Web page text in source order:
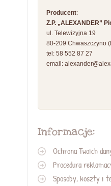
Producent:
Z.P. „ALEXANDER”
ul. Telewizyjna 19
80-209 Chwaszczyno
tel: 58 552 87 27
email:
Informacje:
Ochrona Twoich
Procedura
Sposoby, koszty i